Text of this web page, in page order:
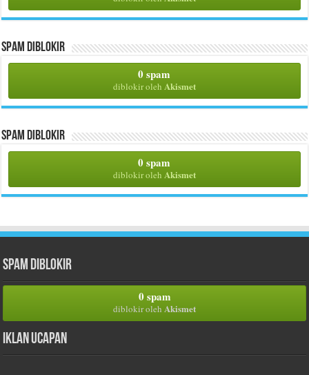
Spam Diblokir
0 spam
diblokir oleh Akismet
Spam Diblokir
0 spam
diblokir oleh Akismet
Spam Diblokir
0 spam
diblokir oleh Akismet
Iklan Ucapan